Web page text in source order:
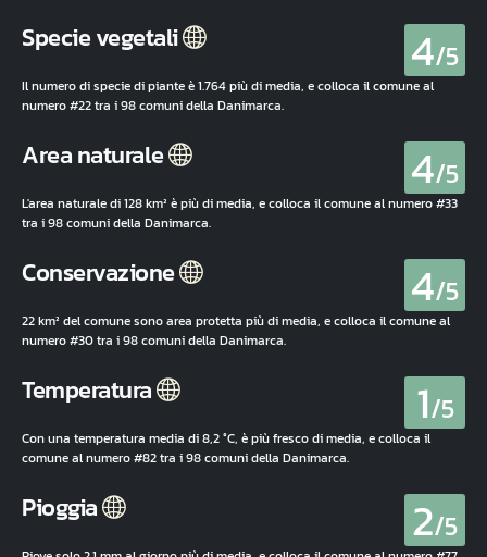
Specie vegetali 4/5
Il numero di specie di piante è 1.764 più di media, e colloca il comune al
numero #22 tra i 98 comuni della Danimarca.
Area naturale 4/5
L'area naturale di 128 km² è più di media, e colloca il comune al numero #33
tra i 98 comuni della Danimarca.
Conservazione 4/5
22 km² del comune sono area protetta più di media, e colloca il comune al
numero #30 tra i 98 comuni della Danimarca.
Temperatura 1/5
Con una temperatura media di 8,2 °C, è più fresco di media, e colloca il
comune al numero #82 tra i 98 comuni della Danimarca.
Pioggia 2/5